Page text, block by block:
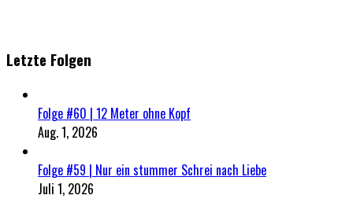
Letzte Folgen
Folge #60 | 12 Meter ohne Kopf
Aug. 1, 2026
Folge #59 | Nur ein stummer Schrei nach Liebe
Juli 1, 2026